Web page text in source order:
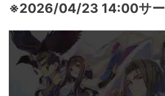
※2026/04/23 14:00サ